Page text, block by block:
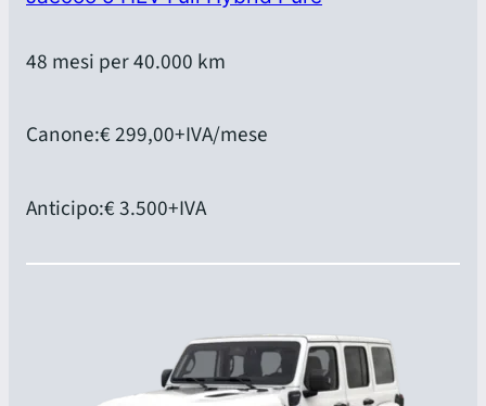
48 mesi per 40.000 km
Canone:€ 299,00+IVA/mese
Anticipo:€ 3.500+IVA